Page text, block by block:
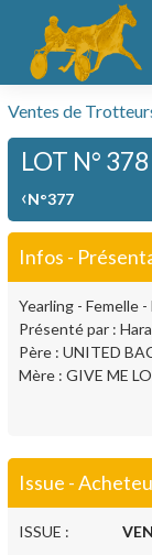
Ventes de
LOT N°
‹N°377
Infos -
Yearling - Femelle
Présenté par :
Père : UNITED
Mère : GIVE ME
Issue -
ISSUE :